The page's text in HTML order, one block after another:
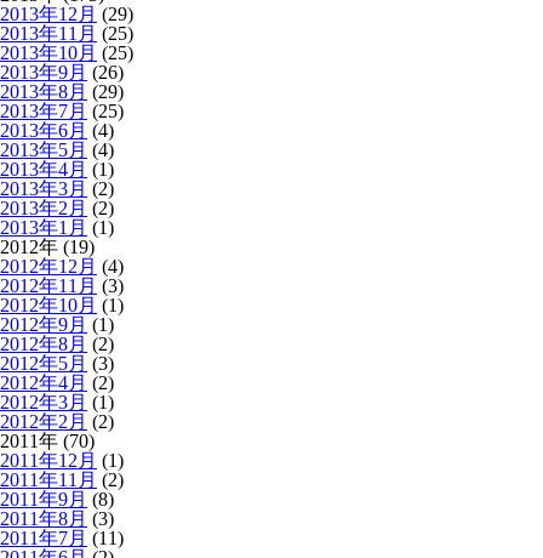
2013年12月 (29)
2013年11月 (25)
2013年10月 (25)
2013年9月 (26)
2013年8月 (29)
2013年7月 (25)
2013年6月 (4)
2013年5月 (4)
2013年4月 (1)
2013年3月 (2)
2013年2月 (2)
2013年1月 (1)
2012年 (19)
2012年12月 (4)
2012年11月 (3)
2012年10月 (1)
2012年9月 (1)
2012年8月 (2)
2012年5月 (3)
2012年4月 (2)
2012年3月 (1)
2012年2月 (2)
2011年 (70)
2011年12月 (1)
2011年11月 (2)
2011年9月 (8)
2011年8月 (3)
2011年7月 (11)